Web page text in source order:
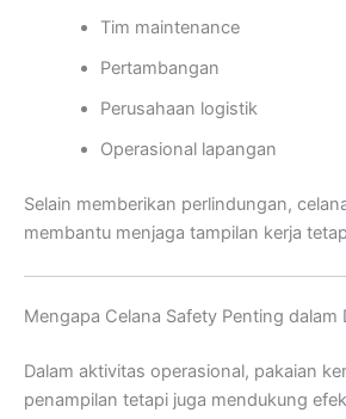
Tim maintenance
Pertambangan
Perusahaan logistik
Operasional lapangan
Selain memberikan perlindungan,
membantu menjaga tampilan kerja
Mengapa Celana Safety Penting dalam
Dalam aktivitas operasional, pakaian
penampilan tetapi juga mendukung